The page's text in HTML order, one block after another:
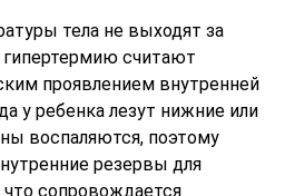
тела не выходят за
считают
проявлением внутренней
у ребенка лезут нижние или
воспаляются, поэтому
резервы для
сопровождается